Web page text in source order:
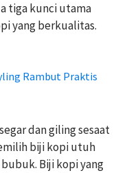
tiga kunci utama
yang berkualitas.
Rambut Praktis
dan giling sesaat
biji kopi utuh
Biji kopi yang